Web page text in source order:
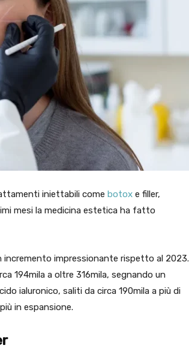
iniettabili come botox e filler,
mesi la medicina estetica ha fatto
incremento impressionante rispetto al 2023.
194mila a oltre 316mila, segnando un
ialuronico, saliti da circa 190mila a più di
in espansione.